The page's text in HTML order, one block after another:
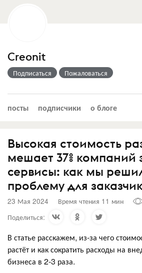
Creonit
Подписаться Пожаловаться
посты подписчики о блоге
Высокая стоимость
мешает 37% компаний
сервисы: как мы
проблему для
23 Мая 2024 Время чтения 11 мин
Поделиться:
В статье расскажем, из-за чего
растёт и как сократить расходы на
бизнеса в 2-3 раза.